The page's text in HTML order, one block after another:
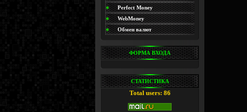
Perfect Money
WebMoney
Обмен валют
ФОРМА ВХОДА
СТАТИСТИКА
Total users: 86